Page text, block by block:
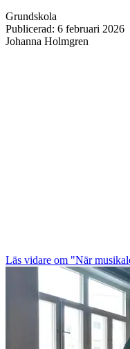
Grundskola
Publicerad: 6 februari 2026
Johanna Holmgren
Läs vidare om "När